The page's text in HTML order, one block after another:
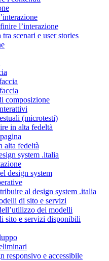
l’interazione
scenari e user stories
composizione
(microtesti)
in alta fedeltà
alta fedeltà
system .italia
design system
al design system .italia
di sito e servizi
dei modelli
sito e servizi disponibili
responsivo e accessibile